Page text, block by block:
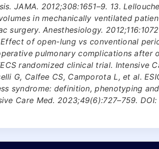
JAMA. 2012;308:1651–9. 13.
in mechanically ventilated
surgery. Anesthesiology.
of open-lung vs conventional
pulmonary complications after
randomized clinical trial. Intensive
G, Calfee CS, Camporota L, et al.
syndrome: definition, phenotyping
Care Med. 2023;49(6):727–759.